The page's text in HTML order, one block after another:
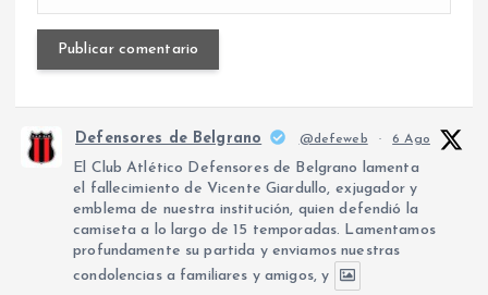
Defensores de Belgrano @defeweb · 6 Ago
El Club Atlético Defensores de Belgrano lamenta
el fallecimiento de Vicente Giardullo, exjugador y
emblema de nuestra institución, quien defendió la
camiseta a lo largo de 15 temporadas. Lamentamos
profundamente su partida y enviamos nuestras
condolencias a familiares y amigos, y